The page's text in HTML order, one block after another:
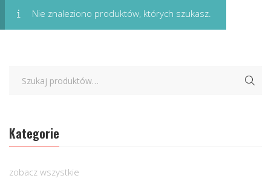
Nie znaleziono produktów, których szukasz.
Kategorie
zobacz wszystkie